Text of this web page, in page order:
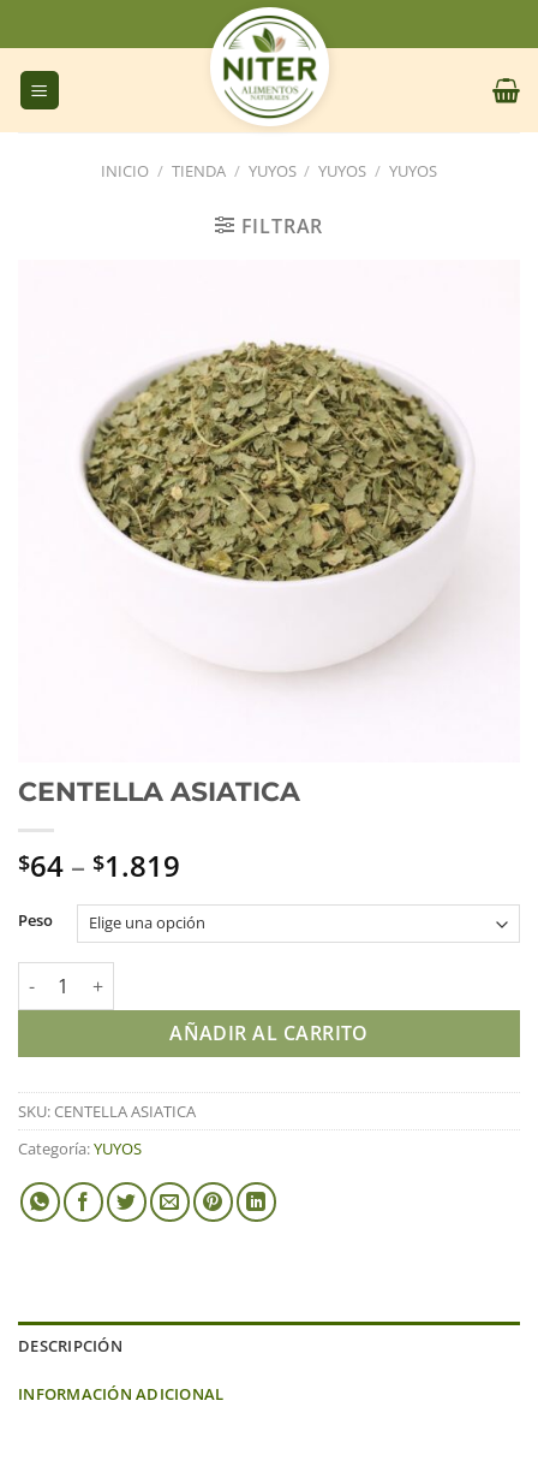
al
contenido
INICIO / TIENDA / YUYOS / YUYOS / YUYOS
FILTRAR
CENTELLA ASIATICA
$64 – $1.819
Peso
CENTELLA ASIATICA cantidad
AÑADIR AL CARRITO
SKU:CENTELLA ASIATICA
Categoría:YUYOS
DESCRIPCIÓN
INFORMACIÓN ADICIONAL